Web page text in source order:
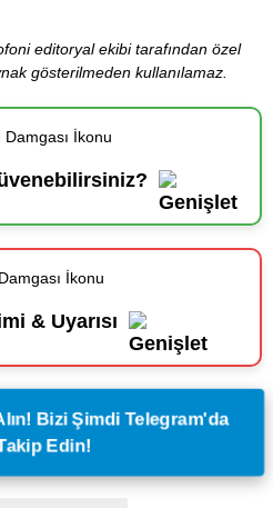
editoryal ekibi tarafından özel
gösterilmeden kullanılamaz.
& Uyarısı
Bizi Şimdi Telegram'da
Edin!